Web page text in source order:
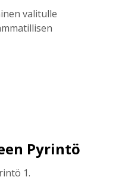
valitulle
Pyrintö
1.